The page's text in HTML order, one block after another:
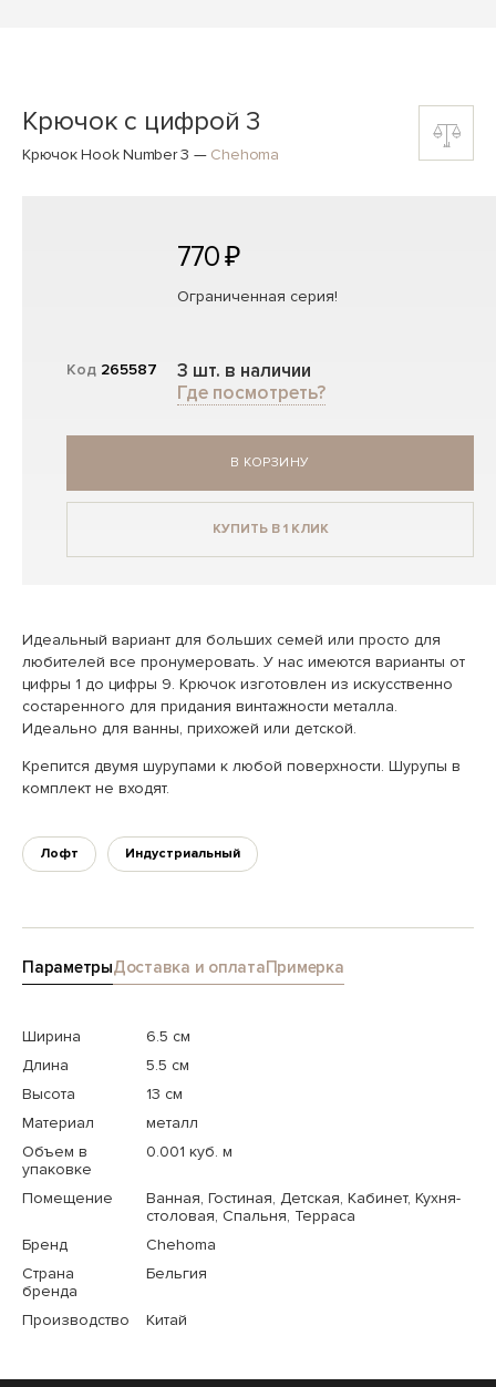
Крючок с цифрой 3
Крючок Hook Number 3 — Chehoma
Код 265587
770 ₽
Ограниченная серия!
3 шт. в наличии
Где посмотреть?
В КОРЗИНУ
КУПИТЬ В 1 КЛИК
Идеальный вариант для больших семей или просто для
любителей все пронумеровать. У нас имеются варианты от
цифры 1 до цифры 9. Крючок изготовлен из искусственно
состаренного для придания винтажности металла.
Идеально для ванны, прихожей или детской.
Крепится двумя шурупами к любой поверхности. Шурупы в
комплект не входят.
Лофт Индустриальный
ПараметрыДоставка и оплатаПримерка
Ширина
6.5 см
Длина
5.5 см
Высота
13 см
Материал
металл
Объем в
упаковке
0.001 куб. м
Помещение
Ванная, Гостиная, Детская, Кабинет, Кухня-
столовая, Спальня, Терраса
Бренд
Chehoma
Страна
бренда
Бельгия
Производство Китай